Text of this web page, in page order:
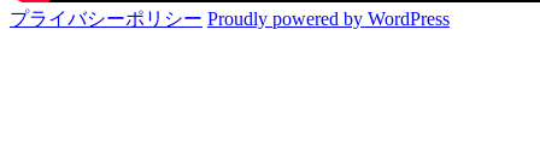
プライバシーポリシー Proudly powered by WordPress